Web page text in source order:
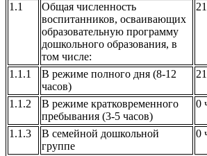
1.1
Общая численность
воспитанников, осваивающих
образовательную программу
дошкольного образования, в
том числе:
1.1.1
В режиме полного дня (8-12
часов)
1.1.2
В режиме кратковременного
пребывания (3-5 часов)
0
1.1.3
В семейной дошкольной
группе
0